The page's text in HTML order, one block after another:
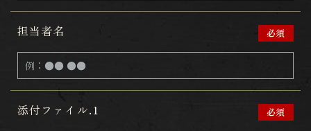
担当者名 必須
添付ファイル.1 必須